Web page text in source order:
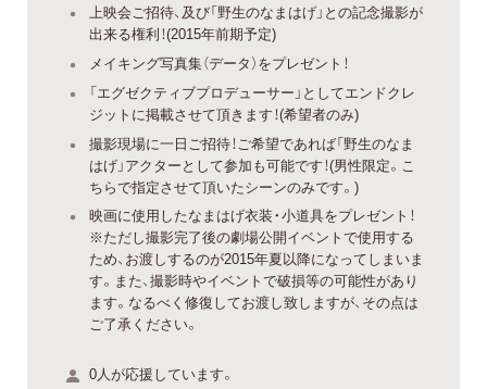
上映会ご招待、及び「野生のなまはげ」との記念撮影が
出来る権利！(2015年前期予定)
メイキング写真集（データ）をプレゼント！
「エグゼクティブプロデューサー」としてエンドクレ
ジットに掲載させて頂きます！(希望者のみ)
撮影現場に一日ご招待！ご希望であれば「野生のなま
はげ」アクターとして参加も可能です！(男性限定。こ
ちらで指定させて頂いたシーンのみです。)
映画に使用したなまはげ衣装・小道具をプレゼント！
※ただし撮影完了後の劇場公開イベントで使用する
ため、お渡しするのが2015年夏以降になってしまいま
す。また、撮影時やイベントで破損等の可能性があり
ます。なるべく修復してお渡し致しますが、その点は
ご了承ください。
0人が応援しています。